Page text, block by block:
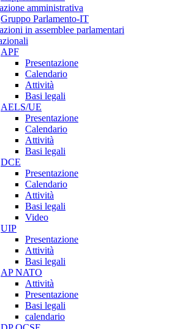
amministrativa
Gruppo Parlamento-IT
in assemblee parlamentari
APF
Presentazione
Calendario
Attività
Basi legali
AELS/UE
Presentazione
Calendario
Attività
Basi legali
DCE
Presentazione
Calendario
Attività
Basi legali
Video
UIP
Presentazione
Attività
Basi legali
AP NATO
Attività
Presentazione
Basi legali
calendario